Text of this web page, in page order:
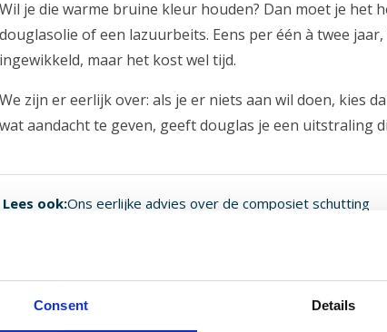
Consent Details
Wil je die warme bruine kleur houden? Dan moet je het
douglasolie of een lazuurbeits. Eens per één à twee
ingewikkeld, maar het kost wel tijd.
We zijn er eerlijk over: als je er niets aan wil doen, kies
wat aandacht te geven, geeft douglas je een uitstraling
Lees ook:Ons eerlijke advies over de composiet schutting
Levensduur